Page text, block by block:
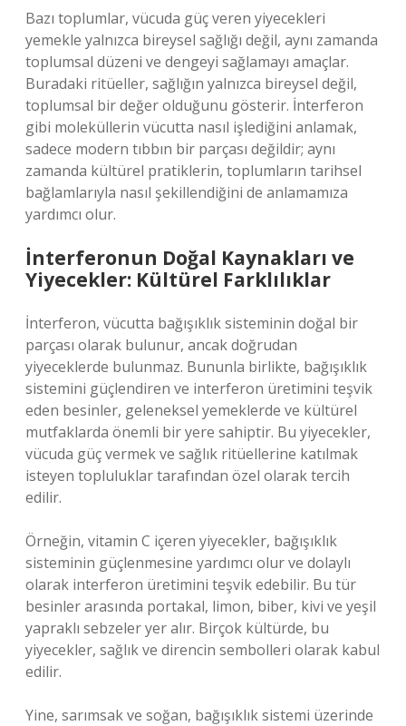
Bazı toplumlar, vücuda güç veren yiyecekleri
yemekle yalnızca bireysel sağlığı değil, aynı zamanda
toplumsal düzeni ve dengeyi sağlamayı amaçlar.
Buradaki ritüeller, sağlığın yalnızca bireysel değil,
toplumsal bir değer olduğunu gösterir. İnterferon
gibi moleküllerin vücutta nasıl işlediğini anlamak,
sadece modern tıbbın bir parçası değildir; aynı
zamanda kültürel pratiklerin, toplumların tarihsel
bağlamlarıyla nasıl şekillendiğini de anlamamıza
yardımcı olur.
İnterferonun Doğal Kaynakları ve
Yiyecekler: Kültürel Farklılıklar
İnterferon, vücutta bağışıklık sisteminin doğal bir
parçası olarak bulunur, ancak doğrudan
yiyeceklerde bulunmaz. Bununla birlikte, bağışıklık
sistemini güçlendiren ve interferon üretimini teşvik
eden besinler, geleneksel yemeklerde ve kültürel
mutfaklarda önemli bir yere sahiptir. Bu yiyecekler,
vücuda güç vermek ve sağlık ritüellerine katılmak
isteyen topluluklar tarafından özel olarak tercih
edilir.
Örneğin, vitamin C içeren yiyecekler, bağışıklık
sisteminin güçlenmesine yardımcı olur ve dolaylı
olarak interferon üretimini teşvik edebilir. Bu tür
besinler arasında portakal, limon, biber, kivi ve yeşil
yapraklı sebzeler yer alır. Birçok kültürde, bu
yiyecekler, sağlık ve direncin sembolleri olarak kabul
edilir.
Yine, sarımsak ve soğan, bağışıklık sistemi üzerinde